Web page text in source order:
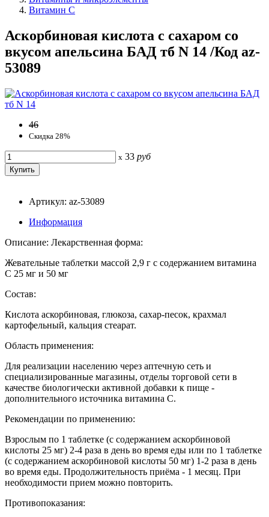
Витамин С
Аскорбиновая кислота с сахаром со
вкусом апельсина БАД тб N 14 /Код az-
53089
46
Скидка 28%
x 33 руб
Артикул: az-53089
Информация
Описание: Лекарственная форма:
Жевательные таблетки массой 2,9 г с содержанием витамина
С 25 мг и 50 мг
Состав:
Кислота аскорбиновая, глюкоза, сахар-песок, крахмал
картофельный, кальция стеарат.
Область применения:
Для реализации населению через аптечную сеть и
специализированные магазины, отделы торговой сети в
качестве биологически активной добавки к пище -
дополнительного источника витамина С.
Рекомендации по применению:
Взрослым по 1 таблетке (с содержанием аскорбиновой
кислоты 25 мг) 2-4 раза в день во время еды или по 1 таблетке
(с содержанием аскорбиновой кислоты 50 мг) 1-2 раза в день
во время еды. Продолжительность приёма - 1 месяц. При
необходимости прием можно повторить.
Противопоказания: